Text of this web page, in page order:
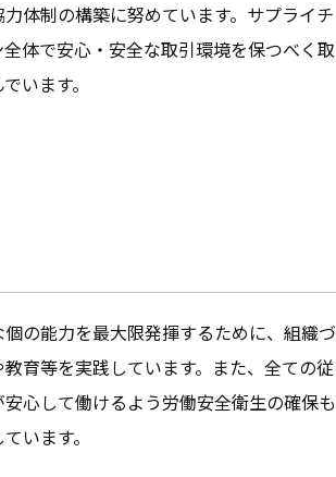
体制の構築に努めています。サプライチ
全体で安心・安全な取引環境を保つべく取
います。
個の能力を最大限発揮するために、組織づ
教育等を実践しています。また、全ての従
心して働けるよう労働安全衛生の確保も
います。